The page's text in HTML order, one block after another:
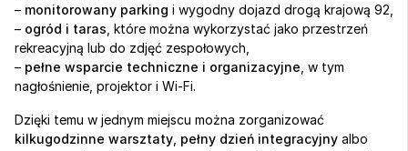
– monitorowany parking i wygodny dojazd drogą krajową 92,
– ogród i taras , które można wykorzystać jako przestrzeń
rekreacyjną lub do zdjęć zespołowych,
– pełne wsparcie techniczne i organizacyjne , w tym
nagłośnienie, projektor i Wi-Fi.
kilkugodzinne warsztaty pełny dzień integracyjny albo